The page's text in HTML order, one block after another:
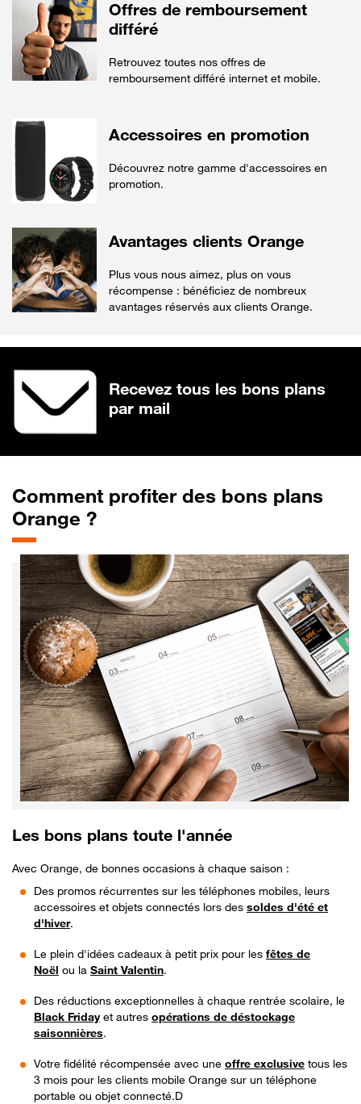
Offres de remboursement
différé
Retrouvez toutes nos offres de
remboursement différé internet et mobile.
Accessoires en promotion
Découvrez notre gamme d'accessoires en
promotion.
Avantages clients Orange
Plus vous nous aimez, plus on vous
récompense : bénéficiez de nombreux
avantages réservés aux clients Orange.
Recevez tous les bons plans
par mail
Comment profiter des bons plans
Orange ?
Les bons plans toute l'année
Avec Orange, de bonnes occasions à chaque saison :
Des promos récurrentes sur les téléphones mobiles, leurs
accessoires et objets connectés lors des soldes d'été et
d'hiver.
Le plein d'idées cadeaux à petit prix pour les fêtes de
Noël ou la Saint Valentin.
Des réductions exceptionnelles à chaque rentrée scolaire, le
Black Fridayet autres opérations de déstockage
saisonnières.
Votre fidélité récompensée avec une offre exclusive tous les
3 mois pour les clients mobile Orange sur un téléphone
portable ou objet connecté.D